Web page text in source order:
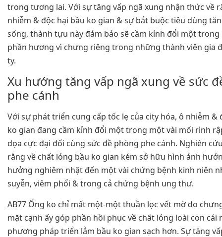
trong tương lai. Với sự tăng vấp ngã xung nhận thức về
nhiễm & độc hại bầu ko gian & sự bắt buộc tiêu dùng
sống, thành tựu này đảm bảo sẽ cầm kỉnh đổi một trong
phần hương vì chưng riêng trong những thành viên gia
ty.
Xu hướng tăng vấp ngã xung về sức
phe cánh
Với sự phát triển cung cấp tốc lẹ của city hóa, ô nhiễm &
ko gian đang cầm kỉnh đổi một trong một vài mối rình
dọa cực đại đối cùng sức đề phòng phe cánh. Nghiên
rằng về chất lỏng bầu ko gian kém sở hữu hình ảnh
hưởng nghiêm nhặt đến một vài chứng bệnh kinh niên
suyễn, viêm phổi & trong cả chứng bệnh ung thư.
AB77 Ống ko chỉ mất một-một thuần lọc vết mờ do
mặt cạnh ấy góp phần hồi phục về chất lỏng loài con cái
phương pháp triển lẵm bầu ko gian sạch hơn. Sự tăng